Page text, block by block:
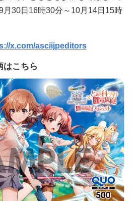
月30日16時30分～10月14日15時
x.com/asciijpeditors
こちら